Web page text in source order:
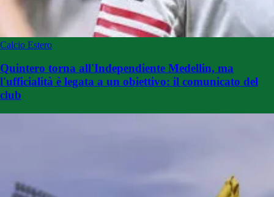
Calcio Estero
Quintero torna all'Independiente Medellin, ma
l'ufficialità è legata a un obiettivo: il comunicato del
club